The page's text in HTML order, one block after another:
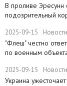
​В проливе
подозрительный
2025-09-15 Новости
"Флеш" честно
по военным
2025-09-15 Новости
Украина